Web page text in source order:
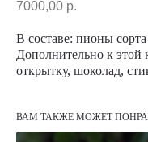
7000,00 р.
В составе: пионы
Дополнительно к этой
открытку, шоколад,
ВАМ ТАКЖЕ МОЖЕТ